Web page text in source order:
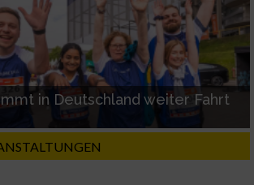
in Deutschland weiter Fahrt